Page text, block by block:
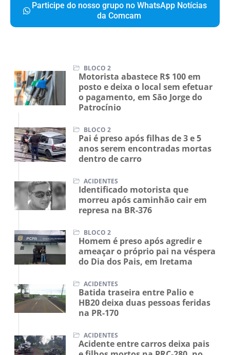
Participe do nosso grupo no WhatsApp Notícias
da Comcam
BLOCO 2
Motorista abastece R$ 100 em
posto e deixa o local sem efetuar
o pagamento, em São Jorge do
Patrocínio
BLOCO 2
Pai é preso após filhas de 3 e 5
anos serem encontradas mortas
dentro de carro
ACIDENTES
Identificado motorista que
morreu após caminhão cair em
represa na BR-376
BLOCO 2
Homem é preso após agredir e
ameaçar o próprio pai na véspera
do Dia dos Pais, em Iretama
ACIDENTES
Batida traseira entre Palio e
HB20 deixa duas pessoas feridas
na PR-170
ACIDENTES
Acidente entre carros deixa pais